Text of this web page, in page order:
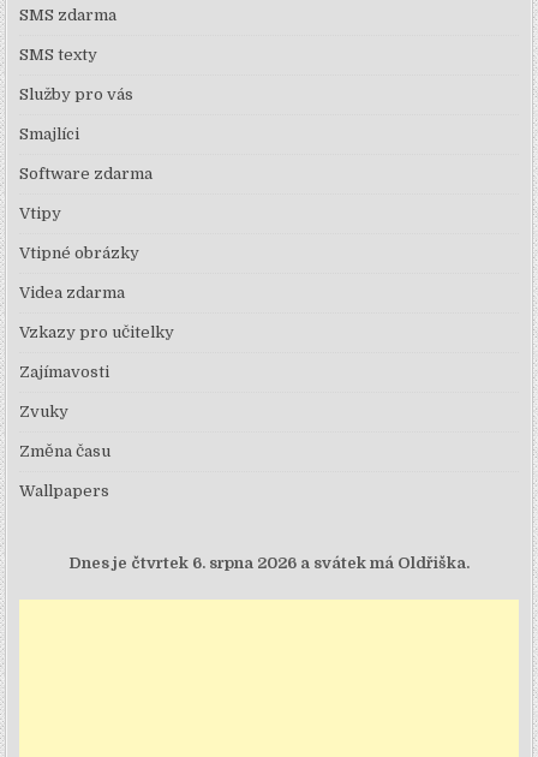
SMS zdarma
SMS texty
Služby pro vás
Smajlíci
Software zdarma
Vtipy
Vtipné obrázky
Videa zdarma
Vzkazy pro učitelky
Zajímavosti
Zvuky
Změna času
Wallpapers
Dnes je čtvrtek 6. srpna 2026 a svátek má Oldřiška.